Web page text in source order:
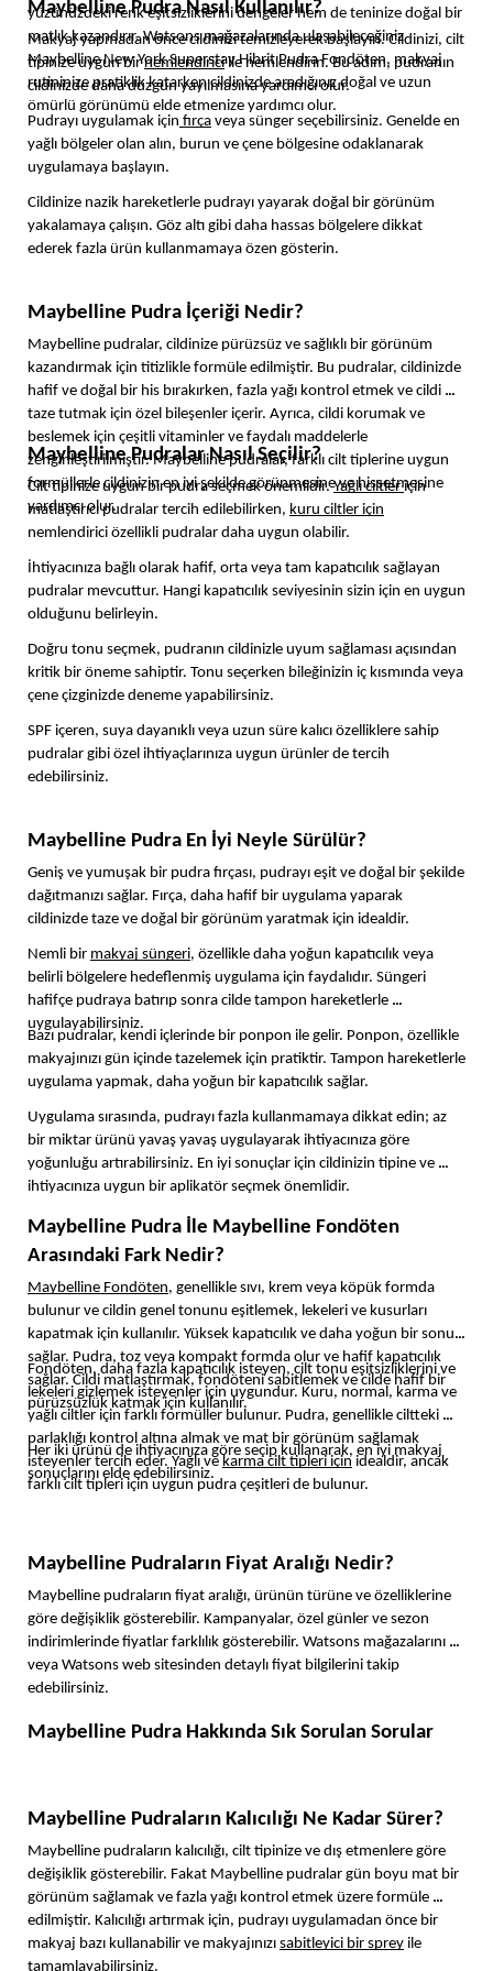
yüzünüzdeki renk eşitsizliklerini dengeler hem de teninize doğal bir
matlık kazandırır. Watsons mağazalarında ulaşabileceğiniz
Maybelline New York Superstay Hibrit Pudra Fondöten, makyaj
rutininize pratiklik katarken cildinizde aradığınız doğal ve uzun
ömürlü görünümü elde etmenize yardımcı olur.
Maybelline Pudra Nasıl Kullanılır?
Makyaj yapmadan önce cildinizi temizleyerek başlayın. Cildinizi, cilt
tipinize uygun bir nemlendirici ile nemlendirin. Bu adım, pudranın
cildinizde daha düzgün yayılmasına yardımcı olur.
Pudrayı uygulamak için fırça veya sünger seçebilirsiniz. Genelde en
yağlı bölgeler olan alın, burun ve çene bölgesine odaklanarak
uygulamaya başlayın.
Cildinize nazik hareketlerle pudrayı yayarak doğal bir görünüm
yakalamaya çalışın. Göz altı gibi daha hassas bölgelere dikkat
ederek fazla ürün kullanmamaya özen gösterin.
Maybelline Pudra İçeriği Nedir?
Maybelline pudralar, cildinize pürüzsüz ve sağlıklı bir görünüm
kazandırmak için titizlikle formüle edilmiştir. Bu pudralar, cildinizde
hafif ve doğal bir his bırakırken, fazla yağı kontrol etmek ve cildi
taze tutmak için özel bileşenler içerir. Ayrıca, cildi korumak ve
beslemek için çeşitli vitaminler ve faydalı maddelerle
zenginleştirilmiştir. Maybelline pudralar, farklı cilt tiplerine uygun
formüllerle cildinizin en iyi şekilde görünmesine ve hissetmesine
yardımcı olur.
Maybelline Pudralar Nasıl Seçilir?
Cilt tipinize uygun bir pudra seçmek önemlidir. Yağlı ciltler için
matlaştırıcı pudralar tercih edilebilirken, kuru ciltler için
nemlendirici özellikli pudralar daha uygun olabilir.
İhtiyacınıza bağlı olarak hafif, orta veya tam kapatıcılık sağlayan
pudralar mevcuttur. Hangi kapatıcılık seviyesinin sizin için en uygun
olduğunu belirleyin.
Doğru tonu seçmek, pudranın cildinizle uyum sağlaması açısından
kritik bir öneme sahiptir. Tonu seçerken bileğinizin iç kısmında veya
çene çizginizde deneme yapabilirsiniz.
SPF içeren, suya dayanıklı veya uzun süre kalıcı özelliklere sahip
pudralar gibi özel ihtiyaçlarınıza uygun ürünler de tercih
edebilirsiniz.
Maybelline Pudra En İyi Neyle Sürülür?
Geniş ve yumuşak bir pudra fırçası, pudrayı eşit ve doğal bir şekilde
dağıtmanızı sağlar. Fırça, daha hafif bir uygulama yaparak
cildinizde taze ve doğal bir görünüm yaratmak için idealdir.
Nemli bir makyaj süngeri, özellikle daha yoğun kapatıcılık veya
belirli bölgelere hedeflenmiş uygulama için faydalıdır. Süngeri
hafifçe pudraya batırıp sonra cilde tampon hareketlerle
uygulayabilirsiniz.
Bazı pudralar, kendi içlerinde bir ponpon ile gelir. Ponpon, özellikle
makyajınızı gün içinde tazelemek için pratiktir. Tampon hareketlerle
uygulama yapmak, daha yoğun bir kapatıcılık sağlar.
Uygulama sırasında, pudrayı fazla kullanmamaya dikkat edin; az
bir miktar ürünü yavaş yavaş uygulayarak ihtiyacınıza göre
yoğunluğu artırabilirsiniz. En iyi sonuçlar için cildinizin tipine ve
ihtiyacınıza uygun bir aplikatör seçmek önemlidir.
Maybelline Pudra İle Maybelline Fondöten
Arasındaki Fark Nedir?
Maybelline Fondöten, genellikle sıvı, krem veya köpük formda
bulunur ve cildin genel tonunu eşitlemek, lekeleri ve kusurları
kapatmak için kullanılır. Yüksek kapatıcılık ve daha yoğun bir sonuç
sağlar. Pudra, toz veya kompakt formda olur ve hafif kapatıcılık
sağlar. Cildi matlaştırmak, fondöteni sabitlemek ve cilde hafif bir
pürüzsüzlük katmak için kullanılır.
Fondöten, daha fazla kapatıcılık isteyen, cilt tonu eşitsizliklerini ve
lekeleri gizlemek isteyenler için uygundur. Kuru, normal, karma ve
yağlı ciltler için farklı formüller bulunur. Pudra, genellikle ciltteki
parlaklığı kontrol altına almak ve mat bir görünüm sağlamak
isteyenler tercih eder. Yağlı ve karma cilt tipleri için idealdir, ancak
farklı cilt tipleri için uygun pudra çeşitleri de bulunur.
Her iki ürünü de ihtiyacınıza göre seçip kullanarak, en iyi makyaj
sonuçlarını elde edebilirsiniz.
Maybelline Pudraların Fiyat Aralığı Nedir?
Maybelline pudraların fiyat aralığı, ürünün türüne ve özelliklerine
göre değişiklik gösterebilir. Kampanyalar, özel günler ve sezon
indirimlerinde fiyatlar farklılık gösterebilir. Watsons mağazalarını
veya Watsons web sitesinden detaylı fiyat bilgilerini takip
edebilirsiniz.
Maybelline Pudra Hakkında Sık Sorulan Sorular
Maybelline Pudraların Kalıcılığı Ne Kadar Sürer?
Maybelline pudraların kalıcılığı, cilt tipinize ve dış etmenlere göre
değişiklik gösterebilir. Fakat Maybelline pudralar gün boyu mat bir
görünüm sağlamak ve fazla yağı kontrol etmek üzere formüle
edilmiştir. Kalıcılığı artırmak için, pudrayı uygulamadan önce bir
makyaj bazı kullanabilir ve makyajınızı sabitleyici bir sprey ile
tamamlayabilirsiniz.